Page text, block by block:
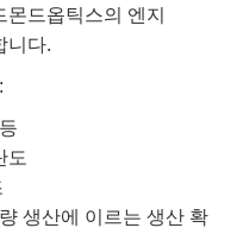
드옵틱스의 엔지
니다.
도
생산에 이르는 생산 확